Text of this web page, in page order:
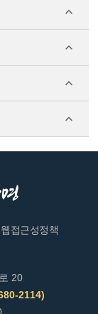
웹접근성정책
20
2114)